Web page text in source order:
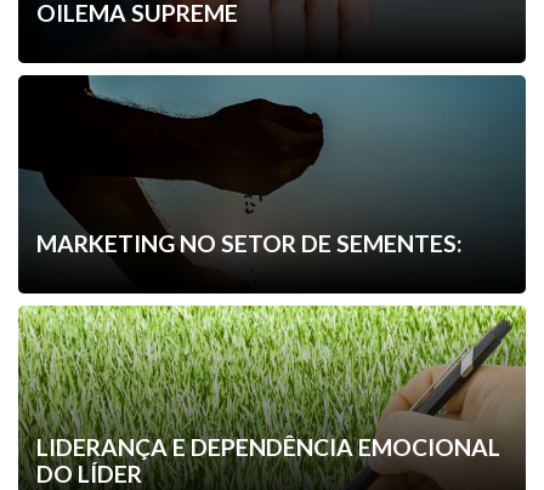
OILEMA SUPREME
MARKETING NO SETOR DE SEMENTES:
LIDERANÇA E DEPENDÊNCIA EMOCIONAL
DO LÍDER